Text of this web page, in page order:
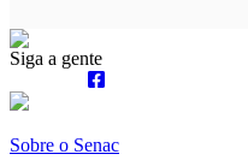
Siga a gente
Sobre o Senac